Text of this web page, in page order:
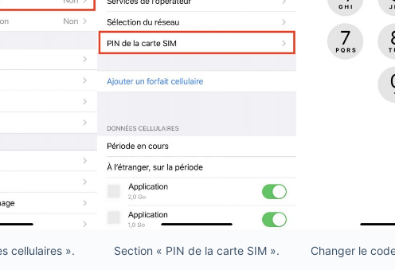
cellulaires ». Section « PIN de la carte SIM ». Changer le